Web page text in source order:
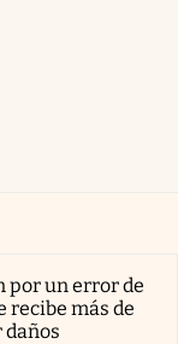
por un error de
recibe más de
daños